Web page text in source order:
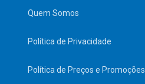
Quem Somos
Política de Privacidade
Política de Preços e Promoções